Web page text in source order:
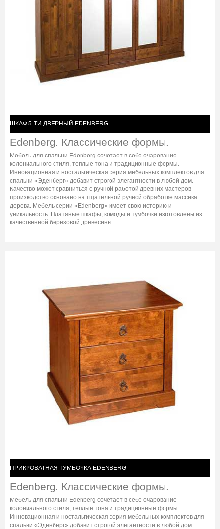
ШКАФ 5-ТИ ДВЕРНЫЙ EDENBERG
Edenberg. Классические формы.
Мебель для спальни Edenberg сочетает в себе очарование
колониального стиля, теплые тона и традиционные формы.
Инновационная и ностальгическая серия мебельных комплектов для
спальни «Эденберг» добавит строгой элегантности в любой дом.
Качество может сравниться с ручной работой древних мастеров -
производство основано на тщательной ручной обработке массива
дерева. Мебель серии «Edenberg» имеет свою историю и
уникальность. Платяные шкафы, комоды и тумбочки изготовлены из
качественной берёзовой древесины.
ПРИКРОВАТНАЯ ТУМБОЧКА EDENBERG
Edenberg. Классические формы.
Мебель для спальни Edenberg сочетает в себе очарование
колониального стиля, теплые тона и традиционные формы.
Инновационная и ностальгическая серия мебельных комплектов для
спальни «Эденберг» добавит строгой элегантности в любой дом.